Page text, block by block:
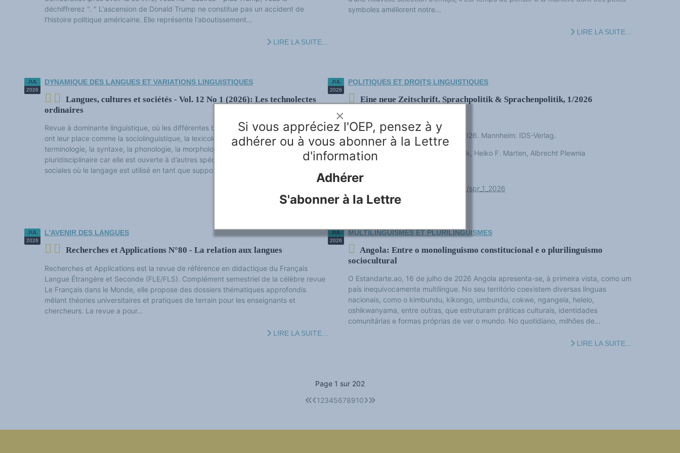
Annuaire des chercheurs sur le plurilinguisme
Instituts et centres de recherche
Dynamique des langues
Langues et histoire
Langues, sciences et philosophie
Science ouverte
Langues et pouvoirs
Textes de référence
Education et recherche
Culture et industries culturelles
Economique et social
Accès au dictionnaire des anglicismes
Les victoires du plurilinguisme
Chroniques et humeurs
Courrier des lecteurs
Morceaux choisis
Anglicismes-anglicisation
Humour et plurilinguisme
déchiffrerez ". " L'ascension de Donald Trump ne constitue pas un accident de
l'histoire politique américaine. Elle représente l'aboutissement...
LIRE LA SUITE...
symboles améliorent notre...
LIRE LA SUITE...
JUL
2026
DYNAMIQUE DES LANGUES ET VARIATIONS LINGUISTIQUES
Langues, cultures et sociétés - Vol. 12 No 1 (2026): Les technolectes
ordinaires
Revue à dominante linguistique, où les différentes branches des Sciences du langage
ont leur place comme la sociolinguistique, la lexicologie, la lexicographie, la
terminologie, la syntaxe, la phonologie, la morphologie, etc. Revue à portée
pluridisciplinaire car elle est ouverte à d’autres spécialités des Sciences humaines et
sociales où le langage est utilisé en tant que support de...
JUL
2026
POLITIQUES ET DROITS LINGUISTIQUES
Eine neue Zeitschrift. Sprachpolitik & Sprachenpolitik, 1/2026
Sprachpolitik & Sprachenpolitik 1/2026. Mannheim: IDS-Verlag.
Herausgegeben von: Katharina Dück, Heiko F. Marten, Albrecht Plewnia
https://doi.org/10.14618/spr_1_2026
JUL
2026
L'AVENIR DES LANGUES
Recherches et Applications N°80 - La relation aux langues
Recherches et Applications est la revue de référence en didactique du Français
Langue Étrangère et Seconde (FLE/FLS). Complément semestriel de la célèbre revue
Le Français dans le Monde, elle propose des dossiers thématiques approfondis
mêlant théories universitaires et pratiques de terrain pour les enseignants et
chercheurs. La revue a pour...
LIRE LA SUITE...
JUL
2026
MULTILINGUISMES ET PLURILINGUISMES
Angola: Entre o monolinguismo constitucional e o plurilinguismo
sociocultural
O Estandarte.ao, 16 de julho de 2026 Angola apresenta-se, à primeira vista, como um
país inequivocamente multilingue. No seu território coexistem diversas línguas
nacionais, como o kimbundu, kikongo, umbundu, cokwe, ngangela, helelo,
oshikwanyama, entre outras, que estruturam práticas culturais, identidades
comunitárias e formas próprias de ver o mundo. No quotidiano, milhões de...
LIRE LA SUITE...
Page 1 sur 202
12345678910
×
Si vous appréciez l'OEP, pensez à y
adhérer ou à vous abonner à la Lettre
d'information
Adhérer
S'abonner à la Lettre